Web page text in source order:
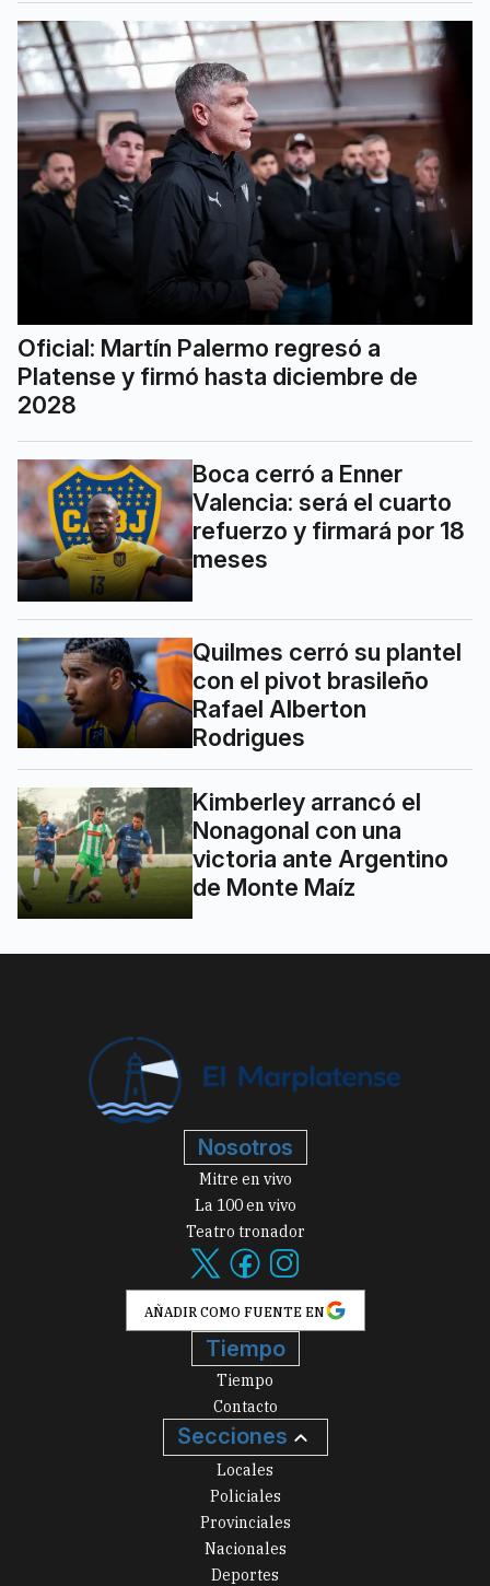
Oficial: Martín Palermo regresó a
Platense y firmó hasta diciembre de
2028
Boca cerró a Enner
Valencia: será el cuarto
refuerzo y firmará por 18
meses
Quilmes cerró su plantel
con el pivot brasileño
Rafael Alberton
Rodrigues
Kimberley arrancó el
Nonagonal con una
victoria ante Argentino
de Monte Maíz
Nosotros
Mitre en vivo
La 100 en vivo
Teatro tronador
AÑADIR COMO FUENTE EN
Tiempo
Tiempo
Contacto
Secciones
Locales
Policiales
Provinciales
Nacionales
Deportes